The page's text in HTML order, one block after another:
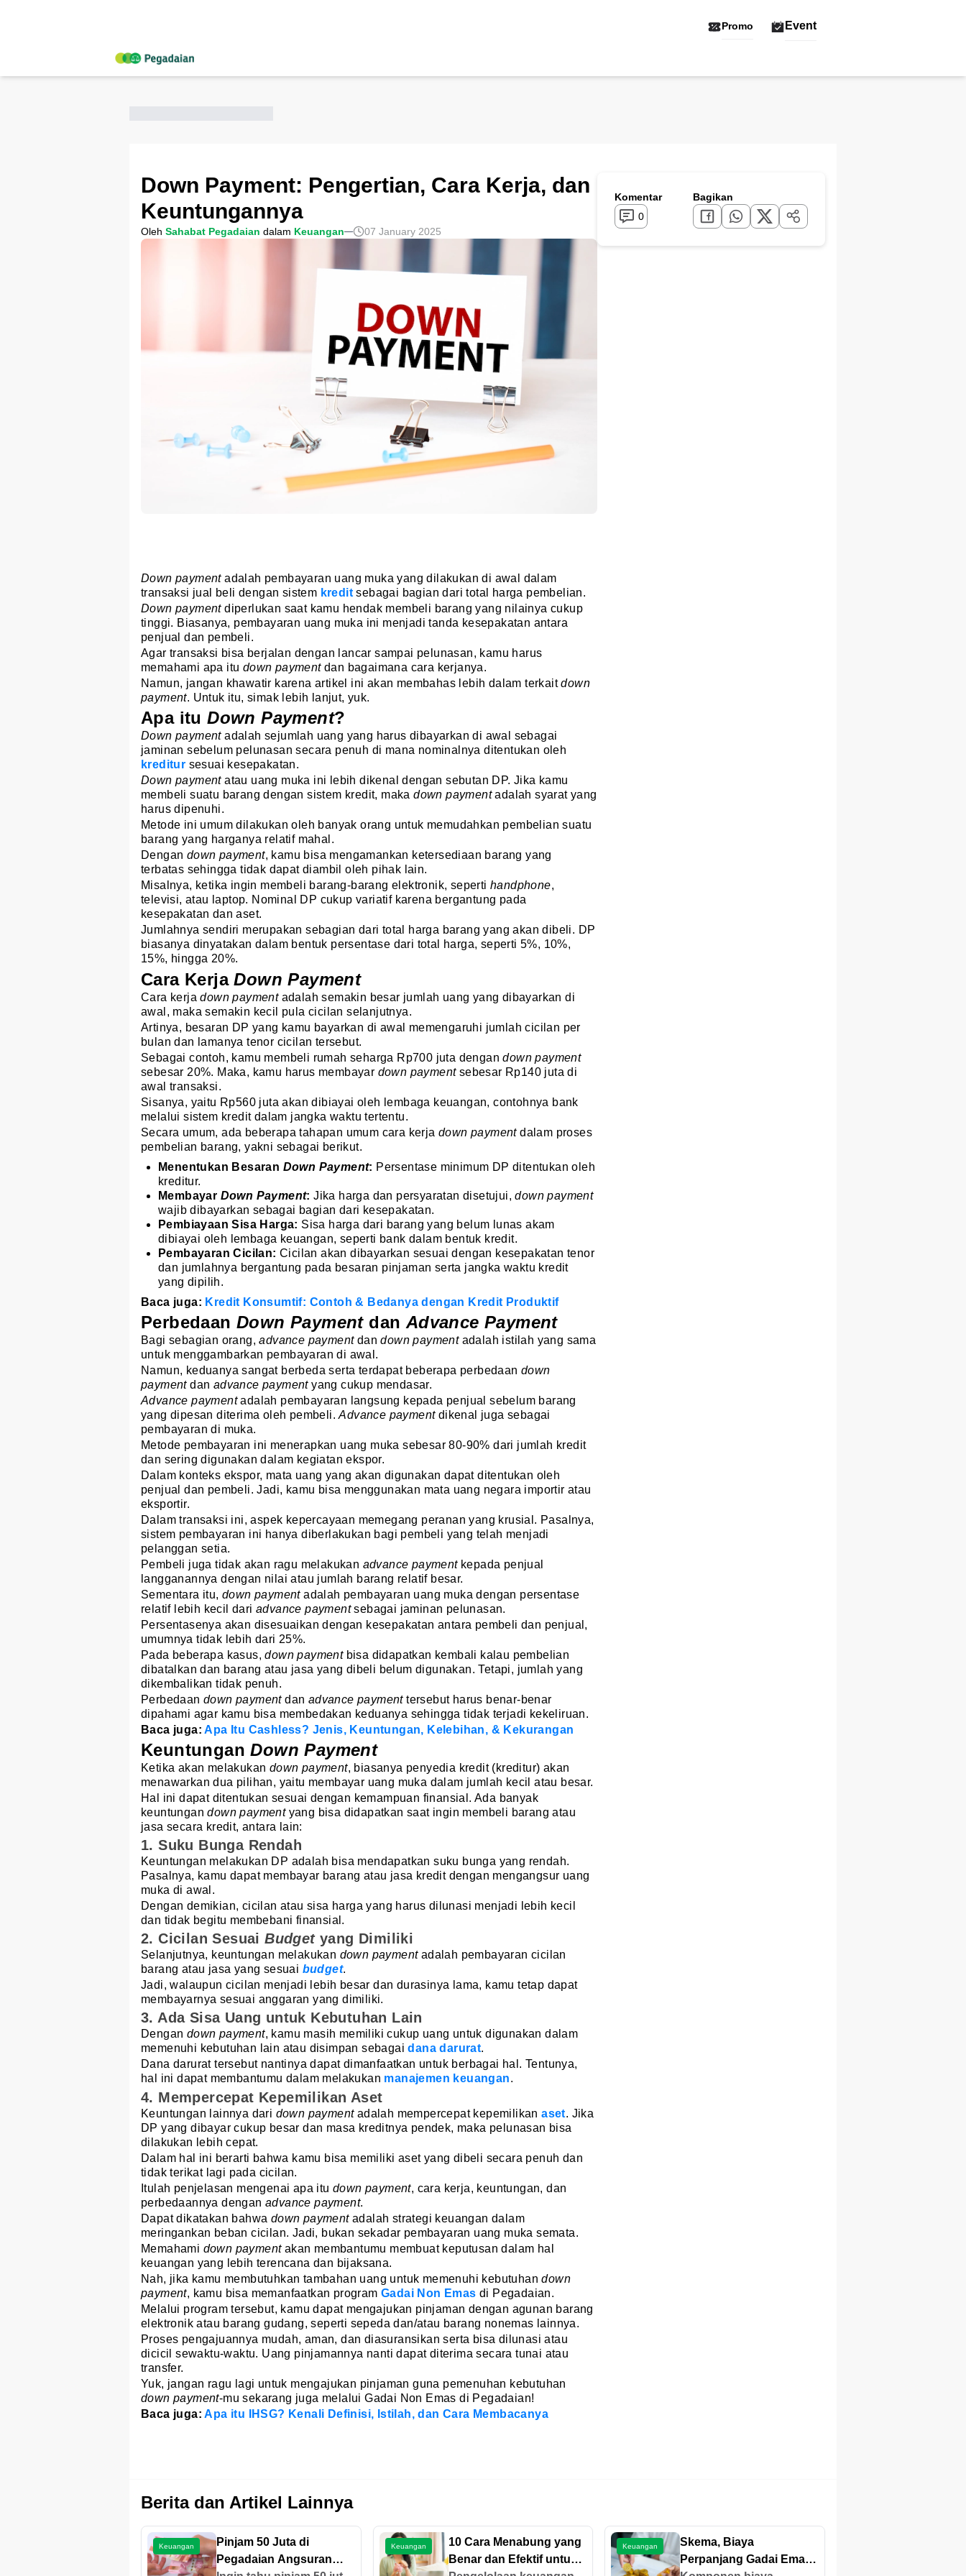
Promo Event
Down Payment: Pengertian, Cara Kerja, dan
Keuntungannya
Oleh Sahabat Pegadaian dalam Keuangan 07 January 2025
Down paymentadalah pembayaran uang muka yang dilakukan di awal dalam
transaksi jual beli dengan sistem kredit sebagai bagian dari total harga pembelian.
Down paymentdiperlukan saat kamu hendak membeli barang yang nilainya cukup
tinggi. Biasanya, pembayaran uang muka ini menjadi tanda kesepakatan antara
penjual dan pembeli.
Agar transaksi bisa berjalan dengan lancar sampai pelunasan, kamu harus
memahami apa itu down paymentdan bagaimana cara kerjanya.
Namun, jangan khawatir karena artikel ini akan membahas lebih dalam terkaitdown
payment. Untuk itu, simak lebih lanjut, yuk.
Apa ituDown Payment?
Down paymentadalah sejumlah uang yang harus dibayarkan di awal sebagai
jaminan sebelum pelunasan secara penuh di mana nominalnya ditentukan oleh
kreditur sesuai kesepakatan.
Down paymentatau uang muka ini lebih dikenal dengan sebutan DP. Jika kamu
membeli suatu barang dengan sistem kredit, makadown paymentadalah syarat yang
harus dipenuhi.
Metode ini umum dilakukan oleh banyak orang untuk memudahkan pembelian suatu
barang yang harganya relatif mahal.
Dengan down payment, kamu bisa mengamankan ketersediaan barang yang
terbatas sehingga tidak dapat diambil oleh pihak lain.
Misalnya, ketika ingin membeli barang-barang elektronik, seperti handphone,
televisi, atau laptop. Nominal DP cukup variatif karena bergantung pada
kesepakatan dan aset.
Jumlahnya sendiri merupakan sebagian dari total harga barang yang akan dibeli. DP
biasanya dinyatakan dalam bentuk persentase dari total harga, seperti 5%, 10%,
15%, hingga 20%.
Cara KerjaDown Payment
Cara kerjadown payment adalah semakin besar jumlah uang yang dibayarkan di
awal, maka semakin kecil pula cicilan selanjutnya.
Artinya, besaran DP yang kamu bayarkan di awal memengaruhi jumlah cicilan per
bulan dan lamanya tenor cicilan tersebut.
Sebagai contoh, kamu membeli rumah seharga Rp700 juta dengandown payment
sebesar 20%. Maka, kamu harus membayar down payment sebesar Rp140 juta di
awal transaksi.
Sisanya, yaitu Rp560 juta akan dibiayai oleh lembaga keuangan, contohnya bank
melalui sistem kredit dalam jangka waktu tertentu.
Secara umum, ada beberapa tahapan umum cara kerja down paymentdalam proses
pembelian barang, yakni sebagai berikut.
Menentukan Besaran Down Payment: Persentase minimum DP ditentukan oleh
kreditur.
Membayar Down Payment:Jika harga dan persyaratan disetujui,down payment
wajib dibayarkan sebagai bagian dari kesepakatan.
Pembiayaan Sisa Harga: Sisa harga dari barang yang belum lunas akam
dibiayai oleh lembaga keuangan, seperti bank dalam bentuk kredit.
Pembayaran Cicilan: Cicilan akan dibayarkan sesuai dengan kesepakatan tenor
dan jumlahnya bergantung pada besaran pinjaman serta jangka waktu kredit
yang dipilih.
Baca juga: Kredit Konsumtif: Contoh & Bedanya dengan Kredit Produktif
Perbedaan Down Payment dan Advance Payment
Bagi sebagian orang,advance payment dandown payment adalah istilah yang sama
untuk menggambarkan pembayaran di awal.
Namun, keduanya sangat berbeda serta terdapat beberapa perbedaan down
paymentdan advance paymentyang cukup mendasar.
Advance paymentadalah pembayaran langsung kepada penjual sebelum barang
yang dipesan diterima oleh pembeli.Advance payment dikenal juga sebagai
pembayaran di muka.
Metode pembayaran ini menerapkan uang muka sebesar 80-90% dari jumlah kredit
dan sering digunakan dalam kegiatan ekspor.
Dalam konteks ekspor, mata uang yang akan digunakan dapat ditentukan oleh
penjual dan pembeli. Jadi, kamu bisa menggunakan mata uang negara importir atau
eksportir.
Dalam transaksi ini, aspek kepercayaan memegang peranan yang krusial. Pasalnya,
sistem pembayaran ini hanya diberlakukan bagi pembeli yang telah menjadi
pelanggan setia.
Pembeli juga tidak akan ragu melakukan advance payment kepada penjual
langganannya dengan nilai atau jumlah barang relatif besar.
Sementara itu, down paymentadalah pembayaran uang muka dengan persentase
relatif lebih kecil dari advance paymentsebagai jaminan pelunasan.
Persentasenya akan disesuaikan dengan kesepakatan antara pembeli dan penjual,
umumnya tidak lebih dari 25%.
Pada beberapa kasus,down payment bisa didapatkan kembali kalau pembelian
dibatalkan dan barang atau jasa yang dibeli belum digunakan. Tetapi, jumlah yang
dikembalikan tidak penuh.
Perbedaan down paymentdan advance paymenttersebut harus benar-benar
dipahami agar kamu bisa membedakan keduanya sehingga tidak terjadi kekeliruan.
Baca juga:Apa Itu Cashless? Jenis, Keuntungan, Kelebihan, & Kekurangan
KeuntunganDown Payment
Ketika akan melakukan down payment, biasanya penyedia kredit (kreditur) akan
menawarkan dua pilihan, yaitu membayar uang muka dalam jumlah kecil atau besar.
Hal ini dapat ditentukan sesuai dengan kemampuan finansial. Ada banyak
keuntungandown payment yang bisa didapatkan saat ingin membeli barang atau
jasa secara kredit, antara lain:
1. Suku Bunga Rendah
Keuntungan melakukan DP adalah bisa mendapatkan suku bunga yang rendah.
Pasalnya, kamu dapat membayar barang atau jasa kredit dengan mengangsur uang
muka di awal.
Dengan demikian, cicilan atau sisa harga yang harus dilunasi menjadi lebih kecil
dan tidak begitu membebani finansial.
2. Cicilan SesuaiBudgetyang Dimiliki
Selanjutnya, keuntungan melakukan down payment adalah pembayaran cicilan
barang atau jasa yang sesuai budget.
Jadi, walaupun cicilan menjadi lebih besar dan durasinya lama, kamu tetap dapat
membayarnya sesuai anggaran yang dimiliki.
3. Ada Sisa Uang untuk Kebutuhan Lain
Dengan down payment, kamu masih memiliki cukup uang untuk digunakan dalam
memenuhi kebutuhan lain atau disimpan sebagaidana darurat.
Dana darurat tersebut nantinya dapat dimanfaatkan untuk berbagai hal. Tentunya,
hal ini dapat membantumu dalam melakukan manajemen keuangan.
4. Mempercepat Kepemilikan Aset
Keuntungan lainnya dari down payment adalah mempercepat kepemilikanaset. Jika
DP yang dibayar cukup besar dan masa kreditnya pendek, maka pelunasan bisa
dilakukan lebih cepat.
Dalam hal ini berarti bahwa kamu bisa memiliki aset yang dibeli secara penuh dan
tidak terikat lagi pada cicilan.
Itulah penjelasan mengenai apa itu down payment, cara kerja, keuntungan, dan
perbedaannya dengan advance payment.
Dapat dikatakan bahwa down paymentadalah strategi keuangan dalam
meringankan beban cicilan. Jadi, bukan sekadar pembayaran uang muka semata.
Memahami down payment akan membantumu membuat keputusan dalam hal
keuangan yang lebih terencana dan bijaksana.
Nah, jika kamu membutuhkan tambahan uang untuk memenuhi kebutuhandown
payment, kamu bisa memanfaatkan programGadai Non Emas di Pegadaian.
Melalui program tersebut, kamu dapat mengajukan pinjaman dengan agunan barang
elektronik atau barang gudang, seperti sepeda dan/atau barang nonemas lainnya.
Proses pengajuannya mudah, aman, dan diasuransikan serta bisa dilunasi atau
dicicil sewaktu-waktu. Uang pinjamannya nanti dapat diterima secara tunai atau
transfer.
Yuk, jangan ragu lagi untuk mengajukan pinjaman guna pemenuhan kebutuhan
down payment-mu sekarang juga melalui Gadai Non Emas di Pegadaian!
Baca juga:Apa itu IHSG? Kenali Definisi, Istilah, dan Cara Membacanya
Komentar
0
Bagikan
Berita dan Artikel Lainnya
Keuangan
Pinjam 50 Juta di
Pegadaian Angsuran
Keuangan
10 Cara Menabung yang
Benar dan Efektif untuk
Keuangan
Skema, Biaya
Perpanjang Gadai Emas